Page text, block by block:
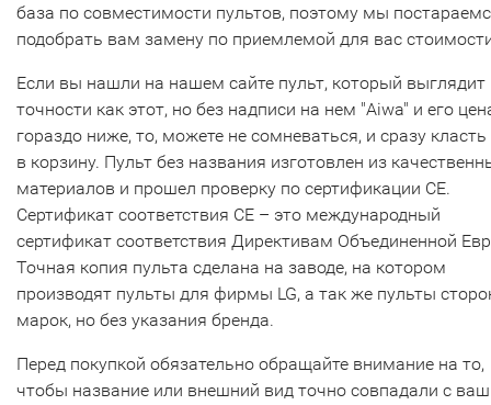
база по совместимости пультов, поэтому мы
подобрать вам замену по приемлемой для вас
Если вы нашли на нашем сайте пульт, который выглядит
точности как этот, но без надписи на нем "Aiwa" и его
гораздо ниже, то, можете не сомневаться, и сразу класть
в корзину. Пульт без названия изготовлен из
материалов и прошел проверку по сертификации CE.
Сертификат соответствия СЕ – это международный
сертификат соответствия Директивам Объединенной
Точная копия пульта сделана на заводе, на котором
производят пульты для фирмы LG, а так же пульты
марок, но без указания бренда.
Перед покупкой обязательно обращайте внимание на то,
чтобы название или внешний вид точно совпадали с